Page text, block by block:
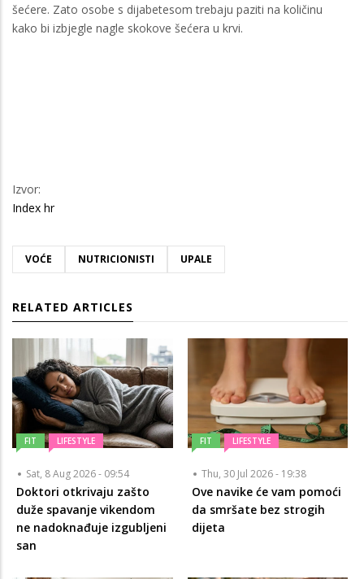
šećere. Zato osobe s dijabetesom trebaju paziti na količinu
kako bi izbjegle nagle skokove šećera u krvi.
Izvor:
Index hr
VOĆE NUTRICIONISTI UPALE
RELATED ARTICLES
FIT LIFESTYLE
Sat, 8 Aug 2026 - 09:54
Doktori otkrivaju zašto
duže spavanje vikendom
ne nadoknađuje izgubljeni
san
FIT LIFESTYLE
Thu, 30 Jul 2026 - 19:38
Ove navike će vam pomoći
da smršate bez strogih
dijeta